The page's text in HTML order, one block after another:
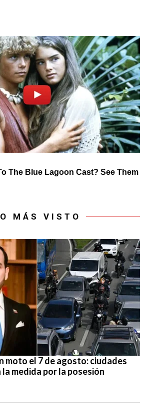
MÁS VISTO
moto el 7 de agosto: ciudades
medida por la posesión